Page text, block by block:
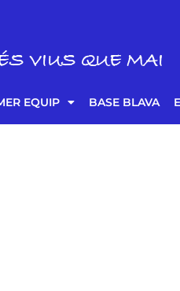
VIUS QUE MAI
EQUIP BASE BLAVA